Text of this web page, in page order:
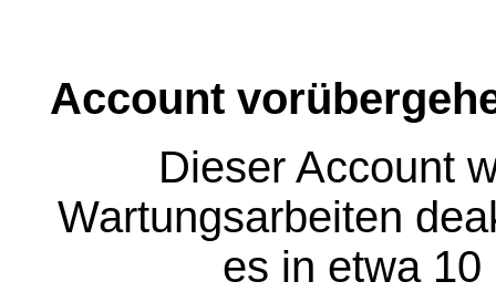
Account
Dieser Account
Wartungsarbeiten
es in etwa